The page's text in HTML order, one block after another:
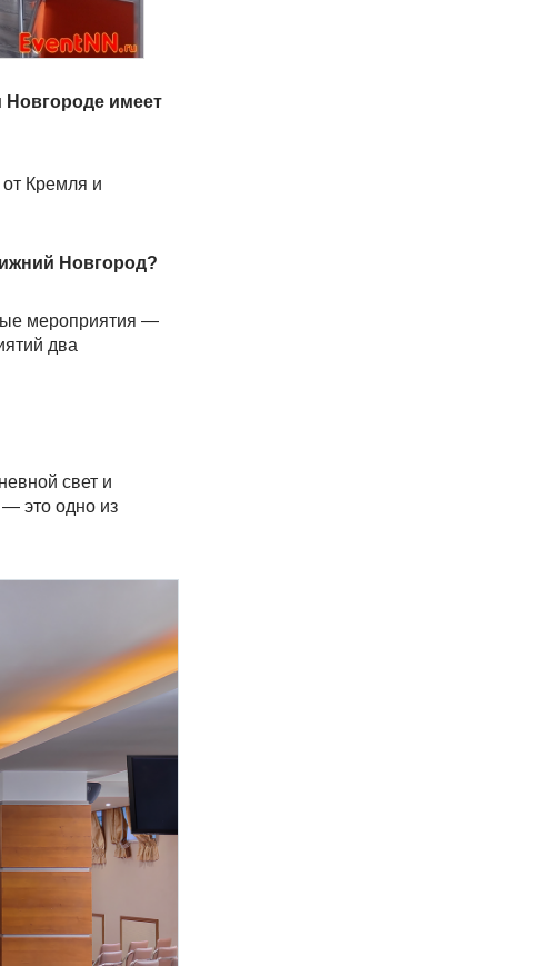
имеет
Кремля и
Новгород?
мероприятия —
два
свет и
это одно из